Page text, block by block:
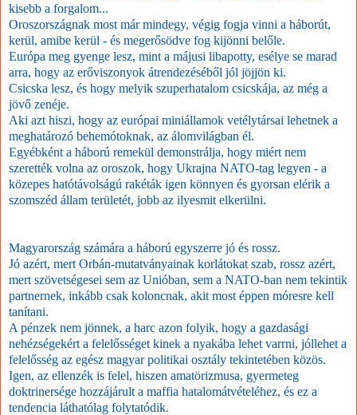
kisebb a forgalom...
Oroszországnak most már mindegy, végig fogja vinni a háborút,
kerül, amibe kerül - és megerősödve fog kijönni belőle.
Európa meg gyenge lesz, mint a májusi libapotty, esélye se marad
arra, hogy az erőviszonyok átrendezéséből jól jöjjön ki.
Csicska lesz, és hogy melyik szuperhatalom csicskája, az még a
jövő zenéje.
Aki azt hiszi, hogy az európai miniállamok vetélytársai lehetnek a
meghatározó behemótoknak, az álomvilágban él.
Egyébként a háború remekül demonstrálja, hogy miért nem
szerették volna az oroszok, hogy Ukrajna NATO-tag legyen - a
közepes hatótávolságú rakéták igen könnyen és gyorsan elérik a
szomszéd állam területét, jobb az ilyesmit elkerülni.
Magyarország számára a háború egyszerre jó és rossz.
Jó azért, mert Orbán-mutatványainak korlátokat szab, rossz azért,
mert szövetségesei sem az Unióban, sem a NATO-ban nem tekintik
partnernek, inkább csak koloncnak, akit most éppen móresre kell
tanítani.
A pénzek nem jönnek, a harc azon folyik, hogy a gazdasági
nehézségekért a felelősséget kinek a nyakába lehet varrni, jóllehet a
felelősség az egész magyar politikai osztály tekintetében közös.
Igen, az ellenzék is felel, hiszen amatörizmusa, gyermeteg
doktrinersége hozzájárult a maffia hatalomátvételéhez, és ez a
tendencia láthatólag folytatódik.